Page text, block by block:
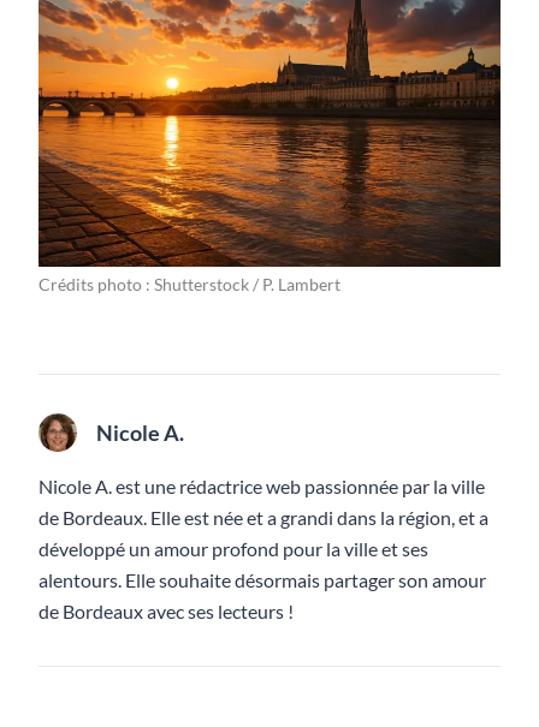
Crédits photo : Shutterstock / P. Lambert
Nicole A.
Nicole A. est une rédactrice web passionnée par la ville
de Bordeaux. Elle est née et a grandi dans la région, et a
développé un amour profond pour la ville et ses
alentours. Elle souhaite désormais partager son amour
de Bordeaux avec ses lecteurs !